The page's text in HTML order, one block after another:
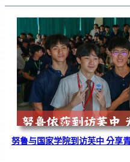
乐
6
0
《
奏
花
悦
韵
》
圆
满
演
出
努鲁与国家学院到访芙中 分享